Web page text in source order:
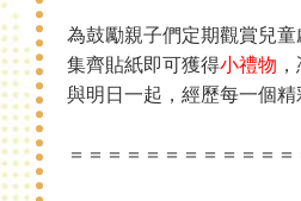
為鼓勵親子們定期觀賞兒童
集齊貼紙即可獲得小禮物
與明日一起，經歷每一個精
＝＝＝＝＝＝＝＝＝＝＝